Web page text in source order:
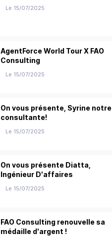
Le 15/07/2025
AgentForce World Tour X FAO
Consulting
Le 15/07/2025
On vous présente, Syrine notre
consultante!
Le 15/07/2025
On vous présente Diatta,
Ingénieur D'affaires
Le 15/07/2025
FAO Consulting renouvelle sa
médaille d'argent !